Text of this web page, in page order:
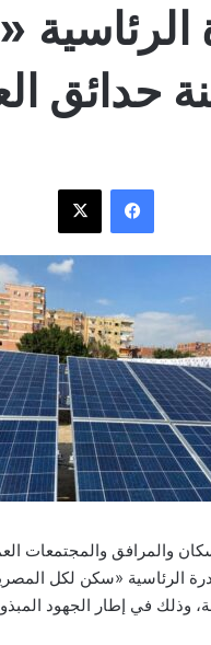
حدائق
فيسبوك ‫X
الرئاسية «سكن لكل
لكل محطة، وذلك في إطار